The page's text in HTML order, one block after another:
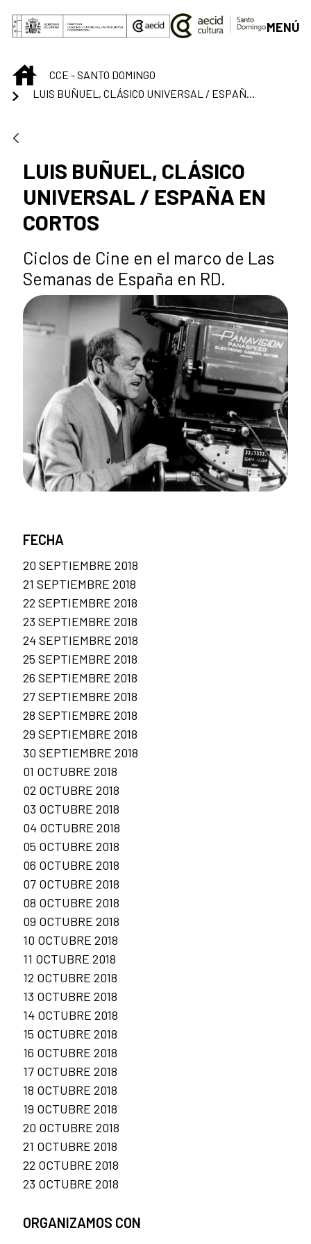
Saltar al contenido principal
MENÚ
INICIOCCE - SANTO DOMINGO
LUIS BUÑUEL, CLÁSICO UNIVERSAL / ESPAÑA EN CORTOS
LUIS BUÑUEL, CLÁSICO
UNIVERSAL / ESPAÑA EN
CORTOS
Ciclos de Cine en el marco de Las
Semanas de España en RD.
FECHA
20 SEPTIEMBRE 2018
21 SEPTIEMBRE 2018
22 SEPTIEMBRE 2018
23 SEPTIEMBRE 2018
24 SEPTIEMBRE 2018
25 SEPTIEMBRE 2018
26 SEPTIEMBRE 2018
27 SEPTIEMBRE 2018
28 SEPTIEMBRE 2018
29 SEPTIEMBRE 2018
30 SEPTIEMBRE 2018
01 OCTUBRE 2018
02 OCTUBRE 2018
03 OCTUBRE 2018
04 OCTUBRE 2018
05 OCTUBRE 2018
06 OCTUBRE 2018
07 OCTUBRE 2018
08 OCTUBRE 2018
09 OCTUBRE 2018
10 OCTUBRE 2018
11 OCTUBRE 2018
12 OCTUBRE 2018
13 OCTUBRE 2018
14 OCTUBRE 2018
15 OCTUBRE 2018
16 OCTUBRE 2018
17 OCTUBRE 2018
18 OCTUBRE 2018
19 OCTUBRE 2018
20 OCTUBRE 2018
21 OCTUBRE 2018
22 OCTUBRE 2018
23 OCTUBRE 2018
ORGANIZAMOS CON